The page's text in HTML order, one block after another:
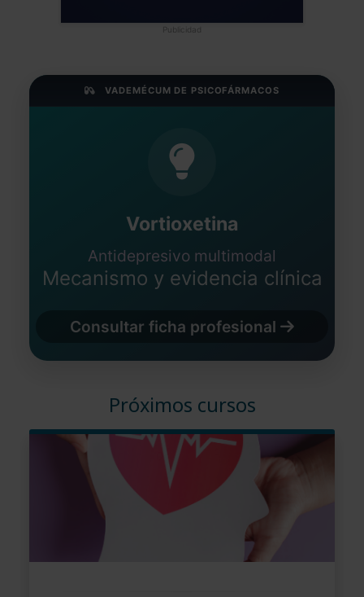
Publicidad
VADEMÉCUM DE PSICOFÁRMACOS
Vortioxetina
Antidepresivo multimodal
Mecanismo y evidencia clínica
Consultar ficha profesional
Próximos cursos